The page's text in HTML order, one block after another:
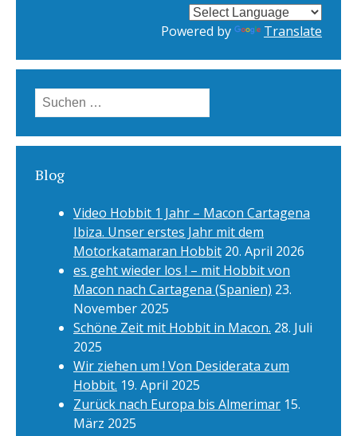
Powered by Translate
Suchen
nach:
Blog
Video Hobbit 1 Jahr – Macon Cartagena
Ibiza. Unser erstes Jahr mit dem
Motorkatamaran Hobbit 20. April 2026
es geht wieder los ! – mit Hobbit von
Macon nach Cartagena (Spanien) 23.
November 2025
Schöne Zeit mit Hobbit in Macon. 28. Juli
2025
Wir ziehen um ! Von Desiderata zum
Hobbit. 19. April 2025
Zurück nach Europa bis Almerimar 15.
März 2025